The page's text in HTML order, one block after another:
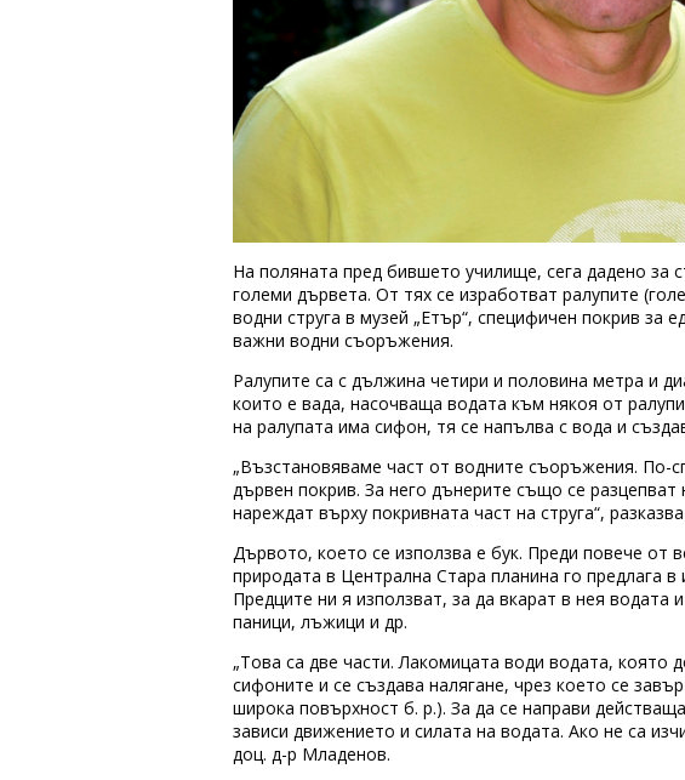
На поляната пред бившето училище, сега дадено за
големи дървета. От тях се изработват ралупите
водни струга в музей „Етър“, специфичен покрив за
важни водни съоръжения.
Ралупите са с дължина четири и половина метра и
които е вада, насочваща водата към някоя от
на ралупата има сифон, тя се напълва с вода и
„Възстановяваме част от водните съоръжения. По-
дървен покрив. За него дънерите също се разцепват
нареждат върху покривната част на струга“,
Дървото, което се използва е бук. Преди повече
природата в Централна Стара планина го предлага
Предците ни я използват, за да вкарат в нея водата
паници, лъжици и др.
„Това са две части. Лакомицата води водата, която
сифоните и се създава налягане, чрез което се
широка повърхност б. р.). За да се направи
зависи движението и силата на водата. Ако не са
доц. д-р Младенов.